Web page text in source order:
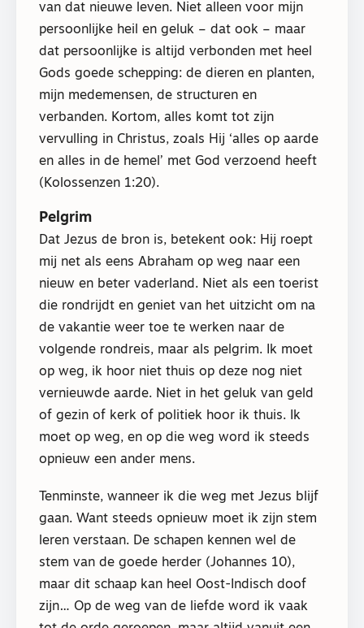
van dat nieuwe leven. Niet alleen voor mijn
persoonlijke heil en geluk – dat ook – maar
dat persoonlijke is altijd verbonden met heel
Gods goede schepping: de dieren en planten,
mijn medemensen, de structuren en
verbanden. Kortom, alles komt tot zijn
vervulling in Christus, zoals Hij ‘alles op aarde
en alles in de hemel’ met God verzoend heeft
(Kolossenzen 1:20).
Pelgrim
Dat Jezus de bron is, betekent ook: Hij roept
mij net als eens Abraham op weg naar een
nieuw en beter vaderland. Niet als een toerist
die rondrijdt en geniet van het uitzicht om na
de vakantie weer toe te werken naar de
volgende rondreis, maar als pelgrim. Ik moet
op weg, ik hoor niet thuis op deze nog niet
vernieuwde aarde. Niet in het geluk van geld
of gezin of kerk of politiek hoor ik thuis. Ik
moet op weg, en op die weg word ik steeds
opnieuw een ander mens.
Tenminste, wanneer ik die weg met Jezus blijf
gaan. Want steeds opnieuw moet ik zijn stem
leren verstaan. De schapen kennen wel de
stem van de goede herder (Johannes 10),
maar dit schaap kan heel Oost-Indisch doof
zijn… Op de weg van de liefde word ik vaak